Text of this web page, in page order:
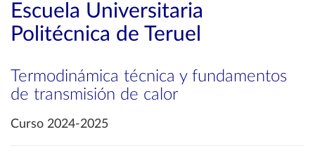
Escuela Universitaria
Politécnica de Teruel
Termodinámica técnica y fundamentos
de transmisión de calor
Curso 2024-2025